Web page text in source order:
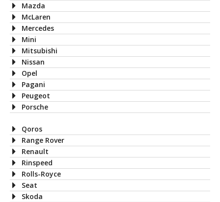
Mazda
McLaren
Mercedes
Mini
Mitsubishi
Nissan
Opel
Pagani
Peugeot
Porsche
Qoros
Range Rover
Renault
Rinspeed
Rolls-Royce
Seat
Skoda